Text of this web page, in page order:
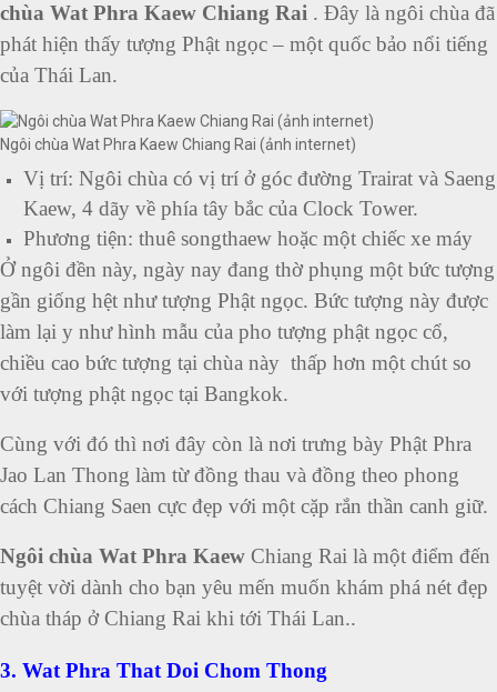
chùa Wat Phra Kaew Chiang Rai . Đây là ngôi chùa đã
phát hiện thấy tượng Phật ngọc – một quốc bảo nổi tiếng
của Thái Lan.
Ngôi chùa Wat Phra Kaew Chiang Rai (ảnh internet)
Vị trí: Ngôi chùa có vị trí ở góc đường Trairat và Saeng
Kaew, 4 dãy về phía tây bắc của Clock Tower.
Phương tiện: thuê songthaew hoặc một chiếc xe máy
Ở ngôi đền này, ngày nay đang thờ phụng một bức tượng
gần giống hệt như tượng Phật ngọc. Bức tượng này được
làm lại y như hình mẫu của pho tượng phật ngọc cổ,
chiều cao bức tượng tại chùa này thấp hơn một chút so
với tượng phật ngọc tại Bangkok.
Cùng với đó thì nơi đây còn là nơi trưng bày Phật Phra
Jao Lan Thong làm từ đồng thau và đồng theo phong
cách Chiang Saen cực đẹp với một cặp rắn thần canh giữ.
Ngôi chùa Wat Phra Kaew Chiang Rai là một điểm đến
tuyệt vời dành cho bạn yêu mến muốn khám phá nét đẹp
chùa tháp ở Chiang Rai khi tới Thái Lan..
3. Wat Phra That Doi Chom Thong